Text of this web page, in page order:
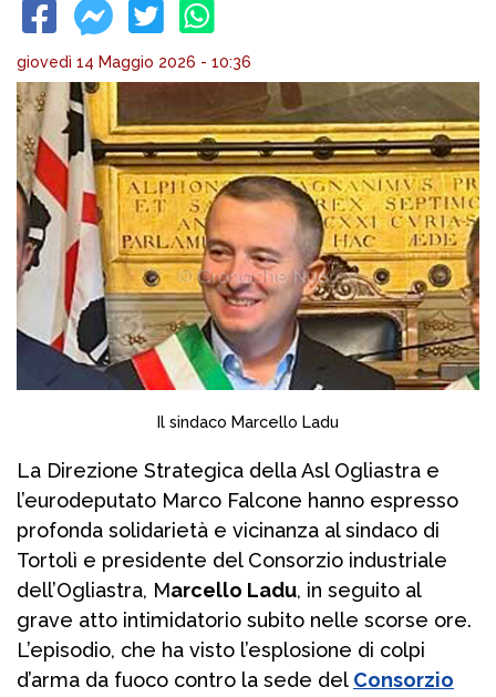
giovedì 14 Maggio 2026 - 10:36
Il sindaco Marcello Ladu
La Direzione Strategica della Asl Ogliastra e
l’eurodeputato Marco Falcone hanno espresso
profonda solidarietà e vicinanza al sindaco di
Tortolì e presidente del Consorzio industriale
dell’Ogliastra, Marcello Ladu, in seguito al
grave atto intimidatorio subito nelle scorse ore.
L’episodio, che ha visto l’esplosione di colpi
d’arma da fuoco contro la sede del Consorzio